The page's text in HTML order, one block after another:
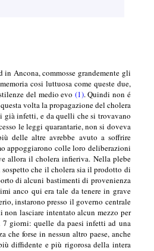
Ancona, commosse grandemente gli
cosi luttuosa come queste due,
del medio evo (1). Quindi non é
volta la propagazione del cholera
già infetti, e da quelli che si trovavano
le leggi quarantarie, non si doveva
delle altre avrebbe avuto a soffrire
appoggiarono colle loro deliberazioni
allora il cholera infieriva. Nella plebe
sospetto che il cholera sia il prodotto di
di alcuni bastimenti di provenienza
anco qui era tale da tenere in grave
instarono presso il governo centrale
lasciare intentato alcun mezzo per
giorni: quelle da paesi infetti ad una
forse in nessun altro paese, anche
diffidente e più rigorosa della intera